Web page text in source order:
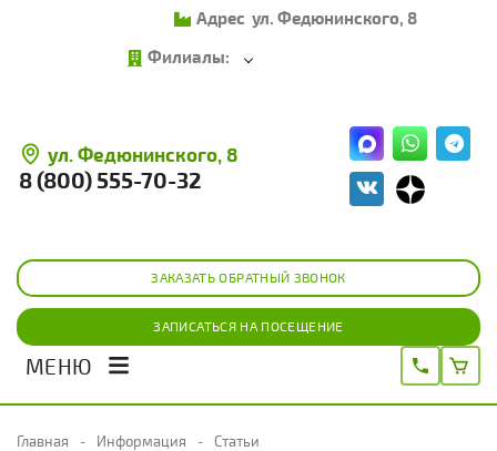
Адрес ул. Федюнинского, 8
Филиалы:
ул. Федюнинского, 8
8 (800) 555-70-32
ЗАКАЗАТЬ ОБРАТНЫЙ ЗВОНОК
ЗАПИСАТЬСЯ НА ПОСЕЩЕНИЕ
МЕНЮ
Главная Информация Статьи